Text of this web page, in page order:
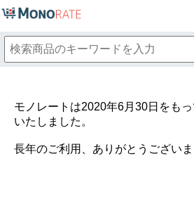
モノレートは2020年6月30日をも
いたしました。
長年のご利用、ありがとうございま